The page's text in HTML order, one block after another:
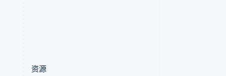
资源